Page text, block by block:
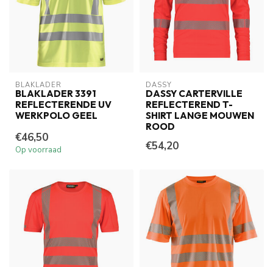
BLAKLADER
BLAKLADER 3391
REFLECTERENDE UV
WERKPOLO GEEL
€46,50
Op voorraad
DASSY
DASSY CARTERVILLE
REFLECTEREND T-
SHIRT LANGE MOUWEN
ROOD
€54,20